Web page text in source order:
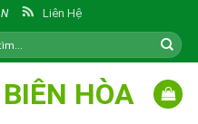
Liên Hệ
HÒA